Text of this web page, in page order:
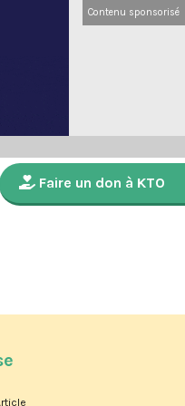
Contenu sponsorisé
Faire un don à KTO